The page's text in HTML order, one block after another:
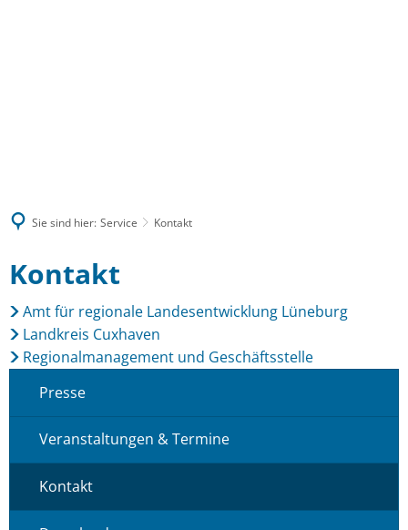
Sie sind hier: Service Kontakt
Kontakt
Kontakt
Amt für regionale Landesentwicklung Lüneburg
Landkreis Cuxhaven
Regionalmanagement und Geschäftsstelle
Presse
Veranstaltungen & Termine
Kontakt